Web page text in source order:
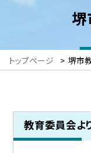
堺
トップページ > 堺市
教育委員会よ